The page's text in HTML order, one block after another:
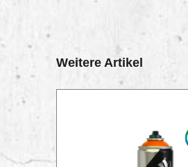
Produktgalerie
Weitere Artikel